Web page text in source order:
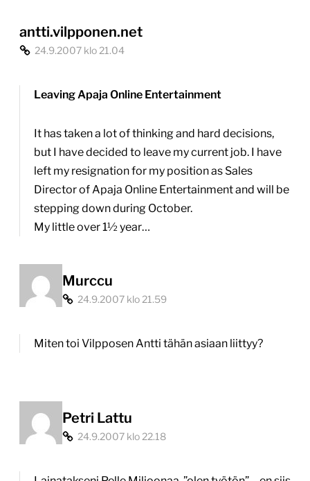
antti.vilpponen.net
24.9.2007 klo 21.04
Leaving Apaja Online Entertainment
It has taken a lot of thinking and hard decisions,
but I have decided to leave my current job. I have
left my resignation for my position as Sales
Director of Apaja Online Entertainment and will be
stepping down during October.
My little over 1½ year…
Murccu
24.9.2007 klo 21.59
Miten toi Vilpposen Antti tähän asiaan liittyy?
Petri Lattu
24.9.2007 klo 22.18